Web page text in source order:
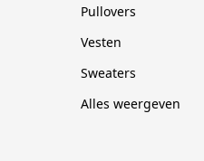
Pullovers
Vesten
Sweaters
Alles weergeven